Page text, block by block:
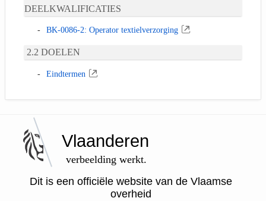
DEELKWALIFICATIES
BK-0086-2: Operator textielverzorging
DOELEN
Eindtermen
Vlaanderen
verbeelding werkt.
Dit is een officiële website van de Vlaamse
overheid